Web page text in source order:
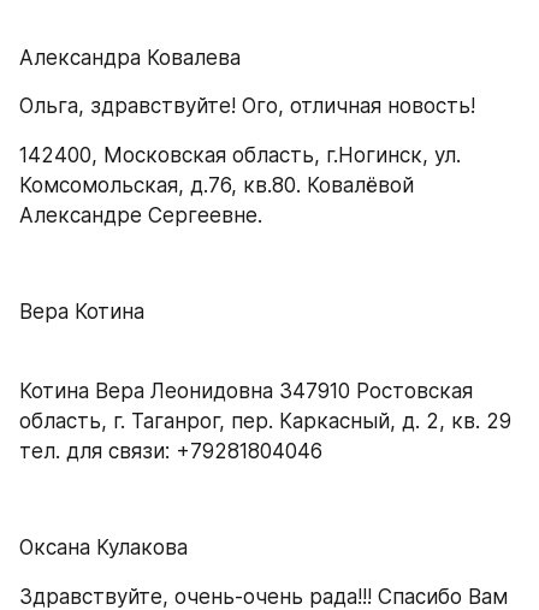
Александра Ковалева
Ольга, здравствуйте! Ого, отличная новость!
142400, Московская область, г.Ногинск, ул.
Комсомольская, д.76, кв.80. Ковалёвой
Александре Сергеевне.
Вера Котина
Котина Вера Леонидовна 347910 Ростовская
область, г. Таганрог, пер. Каркасный, д. 2, кв. 29
тел. для связи: +79281804046
Оксана Кулакова
Здравствуйте, очень-очень рада!!! Спасибо Вам